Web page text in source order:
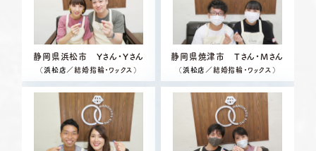
静岡県浜松市 Yさん・Yさん
（浜松店 ／結婚指輪・ワックス）
静岡県焼津市 Tさん・Mさん
（浜松店 ／結婚指輪・ワックス）